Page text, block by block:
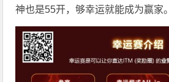
神也是55开，够幸运就能成为赢家。